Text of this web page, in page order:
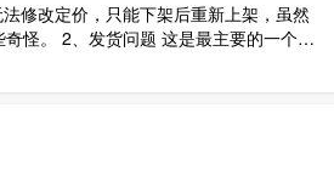
修改定价，只能下架后重新上架，虽然
怪。 2、发货问题 这是最主要的一个问
述一下我的三笔交易过程： 1、发货方